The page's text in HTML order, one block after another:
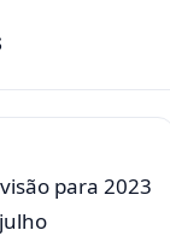
para 2023